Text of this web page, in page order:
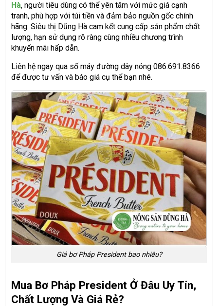
Hà, người tiêu dùng có thể yên tâm với mức giá cạnh
tranh, phù hợp với túi tiền và đảm bảo nguồn gốc chính
hãng. Siêu thị Dũng Hà cam kết cung cấp sản phẩm chất
lượng, hạn sử dụng rõ ràng cùng nhiều chương trình
khuyến mãi hấp dẫn.
Liên hệ ngay qua số máy đường dây nóng 086.691.8366
để được tư vấn và báo giá cụ thể bạn nhé.
Giá bơ Pháp President bao nhiêu?
Mua Bơ Pháp President Ở Đâu Uy Tín,
Chất Lượng Và Giá Rẻ?